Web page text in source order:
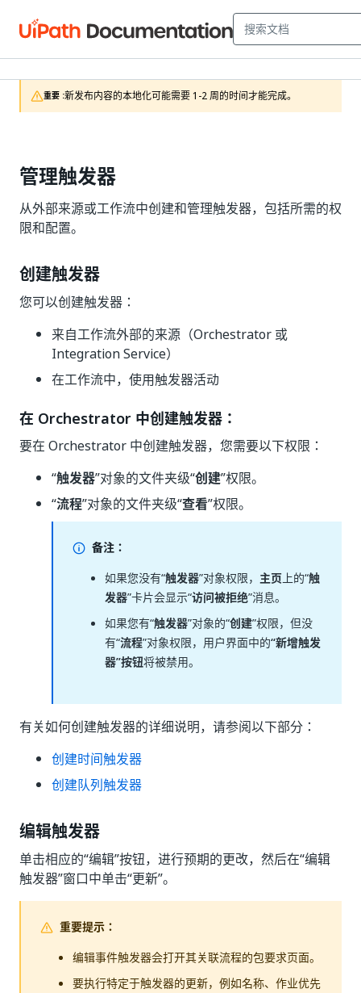
重要 :新发布内容的本地化可能需要 1-2 周的时间才能完成。
管理触发器
从外部来源或工作流中创建和管理触发器，包括所需的权
限和配置。
创建触发器
您可以创建触发器：
来自工作流外部的来源（Orchestrator 或
Integration Service）
在工作流中，使用触发器活动
在 Orchestrator 中创建触发器：
要在 Orchestrator 中创建触发器，您需要以下权限：
“触发器”对象的文件夹级“创建”权限。
“流程”对象的文件夹级“查看”权限。
备注：
如果您没有“触发器”对象权限， 主页 上的“触
发器”卡片会显示“访问被拒绝”消息。
如果您有“触发器”对象的“创建”权限，但没
有“流程”对象权限，用户界面中的“新增触发
器”按钮将被禁用。
有关如何创建触发器的详细说明，请参阅以下部分：
创建时间触发器
创建队列触发器
编辑触发器
单击相应的“编辑”按钮，进行预期的更改，然后在“编辑
触发器”窗口中单击“更新”。
重要提示：
编辑事件触发器会打开其关联流程的包要求页面。
要执行特定于触发器的更新，例如名称、作业优先